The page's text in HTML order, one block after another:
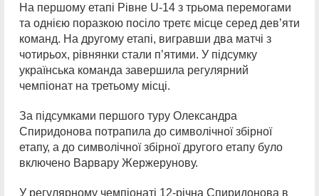
На першому етапі Рівне U-14 з трьома перемогами
та однією поразкою посіло третє місце серед дев’яти
команд. На другому етапі, вигравши два матчі з
чотирьох, рівнянки стали п’ятими. У підсумку
українська команда завершила регулярний
чемпіонат на третьому місці.
За підсумками першого туру Олександра
Спиридонова потрапила до символічної збірної
етапу, а до символічної збірної другого етапу було
включено Варвару Жержерунову.
У регулярному чемпіонаті 12-річна Спиридонова в